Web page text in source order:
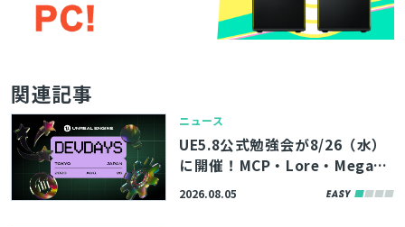
関連記事
ニュース
UE5.8公式勉強会が8/26（水）
に開催！MCP・Lore・MegaLi
ghtsなど、最新機能やツールの
2026.08.05
検索